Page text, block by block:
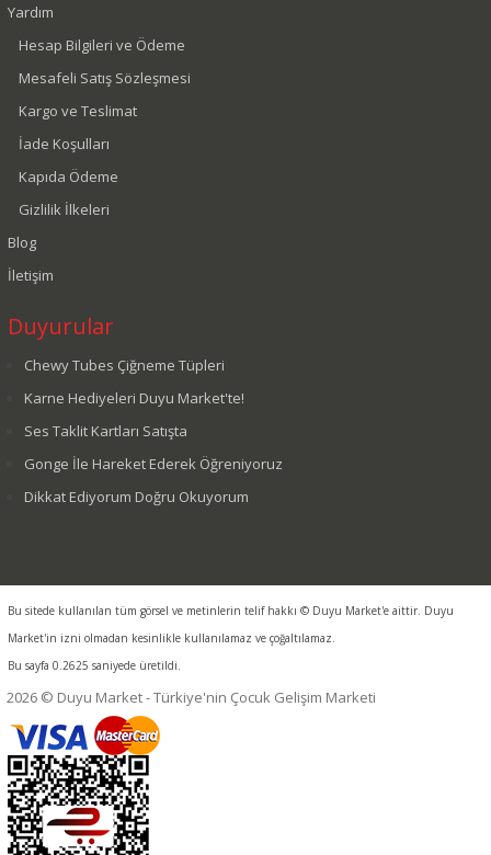
Yardım
Hesap Bilgileri ve Ödeme
Mesafeli Satış Sözleşmesi
Kargo ve Teslimat
İade Koşulları
Kapıda Ödeme
Gizlilik İlkeleri
Blog
İletişim
Duyurular
Chewy Tubes Çiğneme Tüpleri
Karne Hediyeleri Duyu Market'te!
Ses Taklit Kartları Satışta
Gonge İle Hareket Ederek Öğreniyoruz
Dikkat Ediyorum Doğru Okuyorum
Bu sitede kullanılan tüm görsel ve metinlerin telif hakkı © Duyu Market'e aittir. Duyu
Market'in izni olmadan kesinlikle kullanılamaz ve çoğaltılamaz.
Bu sayfa 0.2625 saniyede üretildi.
2026 © Duyu Market - Türkiye'nin Çocuk Gelişim Marketi